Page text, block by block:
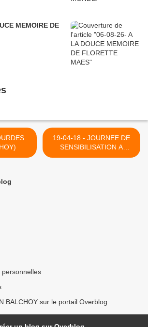
MEMOIRE DE
19-04-18 - JOURNEE DE
SENSIBILISATION A
L'AUTISME (PESTIEAU) >
BALCHOY sur le portail Overblog